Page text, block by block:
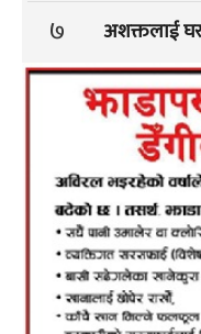
७ अशक्तलाई